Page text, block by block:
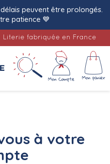
peuvent être prolongés.
patience 💙
fabriquée en France
à votre